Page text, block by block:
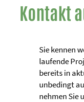
Kontakt
Sie kennen
laufende
bereits in
unbedingt
nehmen Sie